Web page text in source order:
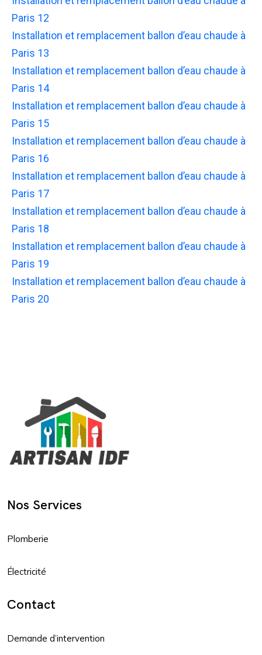
Paris 12
Installation et remplacement ballon d’eau chaude à
Paris 13
Installation et remplacement ballon d’eau chaude à
Paris 14
Installation et remplacement ballon d’eau chaude à
Paris 15
Installation et remplacement ballon d’eau chaude à
Paris 16
Installation et remplacement ballon d’eau chaude à
Paris 17
Installation et remplacement ballon d’eau chaude à
Paris 18
Installation et remplacement ballon d’eau chaude à
Paris 19
Installation et remplacement ballon d’eau chaude à
Paris 20
Nos Services
Plomberie
Électricité
Contact
Demande d’intervention